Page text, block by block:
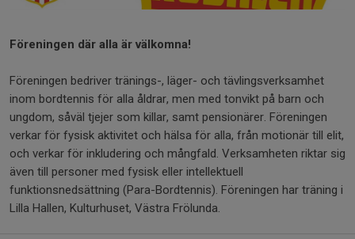
Föreningen där alla är välkomna!
Föreningen bedriver tränings-, läger- och tävlingsverksamhet
inom bordtennis för alla åldrar, men med tonvikt på barn och
ungdom, såväl tjejer som killar, samt pensionärer. Föreningen
verkar för fysisk aktivitet och hälsa för alla, från motionär till elit,
och verkar för inkludering och mångfald. Verksamheten riktar sig
även till personer med fysisk eller intellektuell
funktionsnedsättning (Para-Bordtennis). Föreningen har träning i
Lilla Hallen, Kulturhuset, Västra Frölunda.